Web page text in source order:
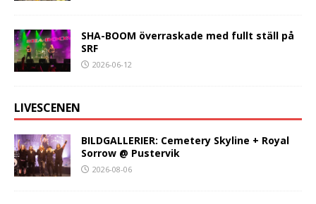
SHA-BOOM överraskade med fullt ställ på
SRF
2026-06-12
LIVESCENEN
BILDGALLERIER: Cemetery Skyline + Royal
Sorrow @ Pustervik
2026-08-06